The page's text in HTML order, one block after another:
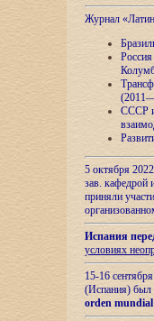
Журнал
СССР и
5 октября
зав.
приняли
Испания
условиях
15-16
(Испания) был
orden